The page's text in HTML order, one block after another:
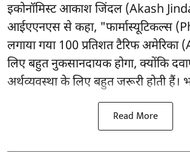
इकोनॉमिस्ट आकाश जिंदल (Akash
आईएएनएस से कहा, "फार्मास्यूटिकल्स
लगाया गया 100 प्रतिशत टैरिफ
लिए बहुत नुकसानदायक होगा, क्योंकि
अर्थव्यवस्था के लिए बहुत जरूरी होती हैं।
Read More